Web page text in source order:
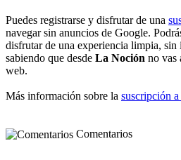
Puedes registrarse y disfrutar de una
navegar sin anuncios de Google.
disfrutar de una experiencia limpia, sin
sabiendo que desde La Noción no vas
web.
Más información sobre la suscripción
Comentarios